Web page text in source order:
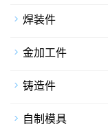
焊装件
金加工件
铸造件
自制模具